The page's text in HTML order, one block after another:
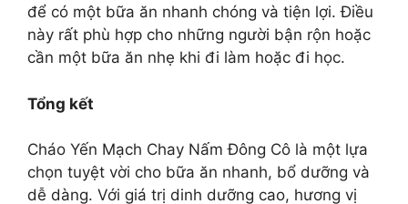
để có một bữa ăn nhanh chóng và tiện lợi. Điều
này rất phù hợp cho những người bận rộn hoặc
cần một bữa ăn nhẹ khi đi làm hoặc đi học.
Tổng kết
Cháo Yến Mạch Chay Nấm Đông Cô là một lựa
chọn tuyệt vời cho bữa ăn nhanh, bổ dưỡng và
dễ dàng. Với giá trị dinh dưỡng cao, hương vị